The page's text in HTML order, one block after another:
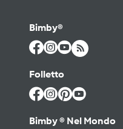
Bimby®
Folletto
Bimby ® Nel Mondo